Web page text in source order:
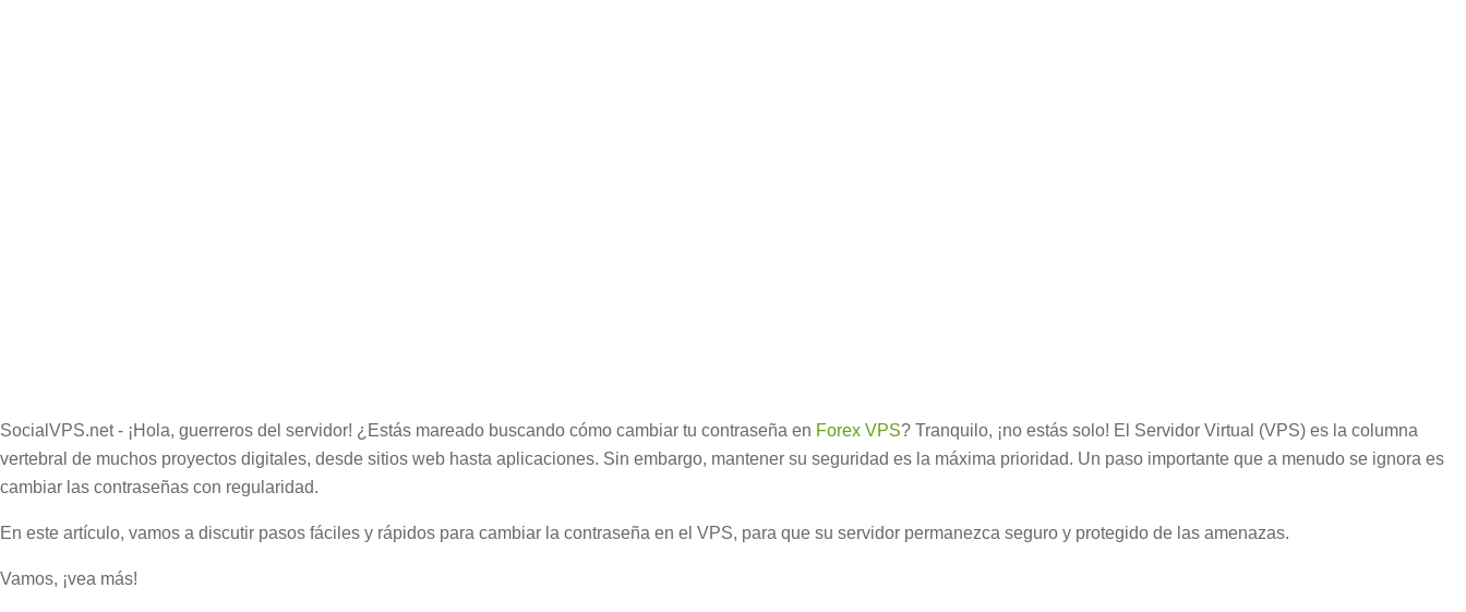
SocialVPS.net - ¡Hola, guerreros del servidor! ¿Estás mareado buscando cómo cambiar tu contraseña en Forex VPS? Tranquilo, ¡no estás solo! El Servidor Virtual (VPS) es la columna
vertebral de muchos proyectos digitales, desde sitios web hasta aplicaciones. Sin embargo, mantener su seguridad es la máxima prioridad. Un paso importante que a menudo se ignora es
cambiar las contraseñas con regularidad.
En este artículo, vamos a discutir pasos fáciles y rápidos para cambiar la contraseña en el VPS, para que su servidor permanezca seguro y protegido de las amenazas.
Vamos, ¡vea más!